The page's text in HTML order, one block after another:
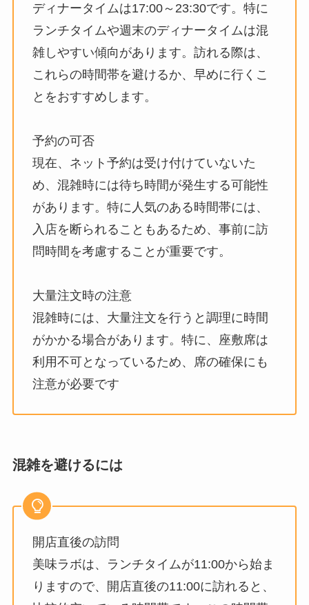
ディナータイムは17:00～23:30です。特に
ランチタイムや週末のディナータイムは混
雑しやすい傾向があります。訪れる際は、
これらの時間帯を避けるか、早めに行くこ
とをおすすめします。
予約の可否
現在、ネット予約は受け付けていないた
め、混雑時には待ち時間が発生する可能性
があります。特に人気のある時間帯には、
入店を断られることもあるため、事前に訪
問時間を考慮することが重要です。
大量注文時の注意
混雑時には、大量注文を行うと調理に時間
がかかる場合があります。特に、座敷席は
利用不可となっているため、席の確保にも
注意が必要です
混雑を避けるには
開店直後の訪問
美味ラボは、ランチタイムが11:00から始ま
りますので、開店直後の11:00に訪れると、